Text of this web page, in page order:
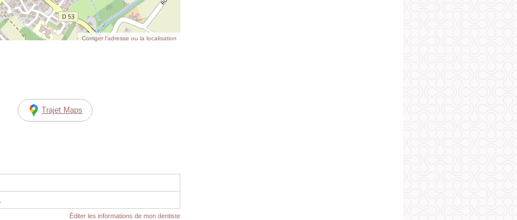
Corriger l’adresse ou la localisation
Trajet Maps
Éditer les informations de mon dentiste